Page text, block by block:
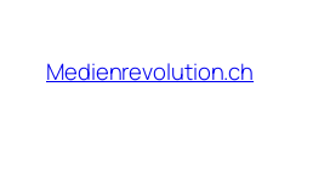
springen
Medienrevolution.ch